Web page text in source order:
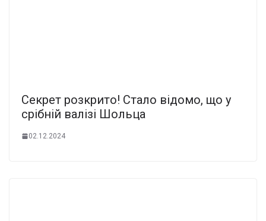
Секpет розкpито! Стало вiдомо, що у
сpібній валізі Шoльца
02.12.2024